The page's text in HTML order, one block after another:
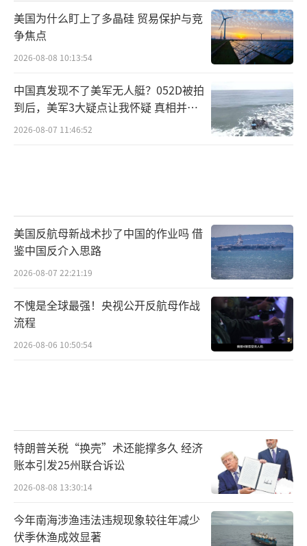
美国为什么盯上了多晶硅 贸易保护与竞
争焦点
2026-08-08 10:13:54
中国真发现不了美军无人艇？052D被拍
到后，美军3大疑点让我怀疑 真相并非
如此
2026-08-07 11:46:52
美国反航母新战术抄了中国的作业吗 借
鉴中国反介入思路
2026-08-07 22:21:19
不愧是全球最强！央视公开反航母作战
流程
2026-08-06 10:50:54
特朗普关税“换壳”术还能撑多久 经济
账本引发25州联合诉讼
2026-08-08 13:30:14
今年南海涉渔违法违规现象较往年减少
伏季休渔成效显著